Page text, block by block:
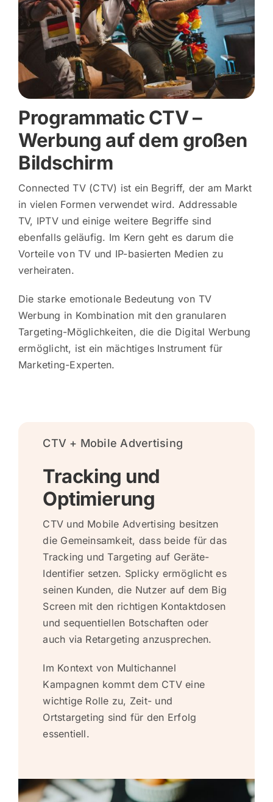
Login
Registrieren
Programmatic CTV –
Werbung auf dem großen
Bildschirm
Connected TV (CTV) ist ein Begriff, der am Markt
in vielen Formen verwendet wird. Addressable
TV, IPTV und einige weitere Begriffe sind
ebenfalls geläufig. Im Kern geht es darum die
Vorteile von TV und IP-basierten Medien zu
verheiraten.
Die starke emotionale Bedeutung von TV
Werbung in Kombination mit den granularen
Targeting-Möglichkeiten, die die Digital Werbung
ermöglicht, ist ein mächtiges Instrument für
Marketing-Experten.
CTV + Mobile Advertising
Tracking und
Optimierung
CTV und Mobile Advertising besitzen
die Gemeinsamkeit, dass beide für das
Tracking und Targeting auf Geräte-
Identifier setzen. Splicky ermöglicht es
seinen Kunden, die Nutzer auf dem Big
Screen mit den richtigen Kontaktdosen
und sequentiellen Botschaften oder
auch via Retargeting anzusprechen.
Im Kontext von Multichannel
Kampagnen kommt dem CTV eine
wichtige Rolle zu, Zeit- und
Ortstargeting sind für den Erfolg
essentiell.